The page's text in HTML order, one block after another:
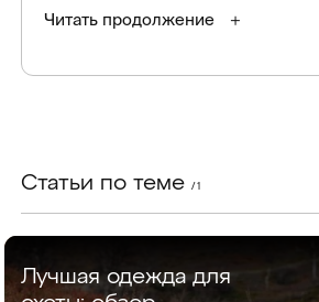
Читать продолжение
Статьи по теме / 1
Лучшая одежда для